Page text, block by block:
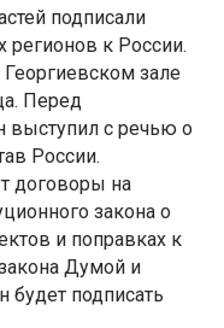
подписали
регионов к России.
зале
Перед
выступил с речью о
России.
договоры на
закона о
и поправках к
Думой и
подписать